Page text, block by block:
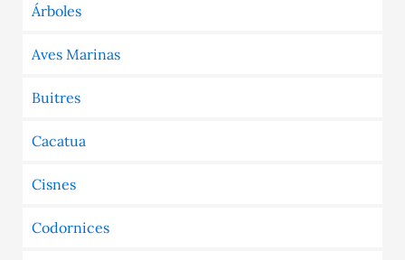
Árboles
Aves Marinas
Buitres
Cacatua
Cisnes
Codornices